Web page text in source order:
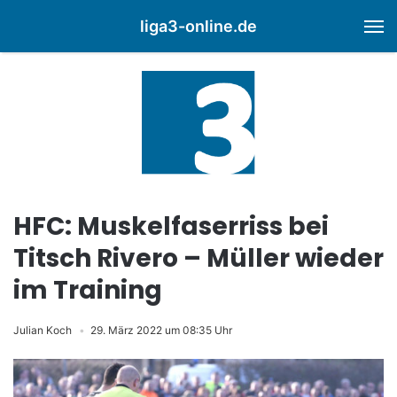
liga3-online.de
HFC: Muskelfaserriss bei
Titsch Rivero – Müller wieder
im Training
Julian Koch 29. März 2022 um 08:35 Uhr